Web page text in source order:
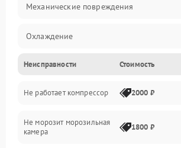
Механические повреждения
Охлаждение
Механика
Электропитание
Дренаж
Неисправности Стоимость
Не работает компрессор 2000 ₽
Не морозит морозильная
камера
1800 ₽